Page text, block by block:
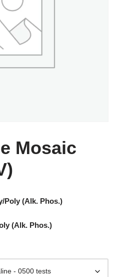
Mosaic
Poly (Alk. Phos.)
(Alk. Phos.)